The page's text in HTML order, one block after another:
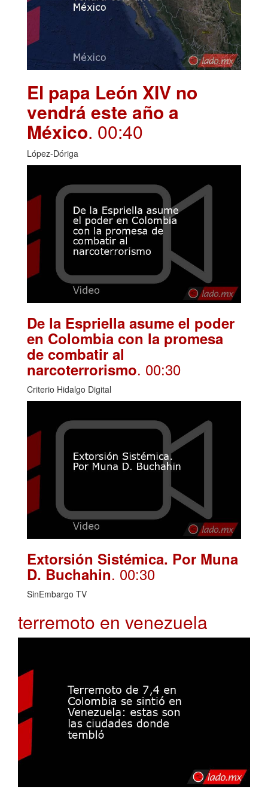
El papa León XIV no
vendrá este año a
México. 00:40
López-Dóriga
De la Espriella asume el poder
en Colombia con la promesa
de combatir al
narcoterrorismo. 00:30
Criterio Hidalgo Digital
Extorsión Sistémica. Por Muna
D. Buchahin. 00:30
SinEmbargo TV
terremoto en venezuela